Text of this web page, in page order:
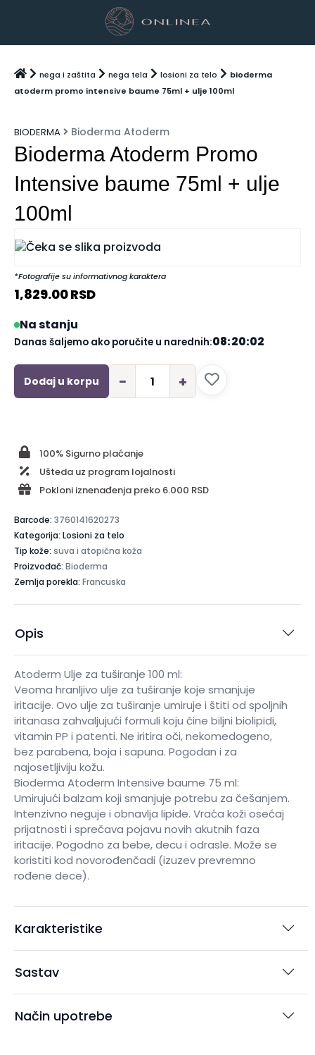
nega i zaštita nega tela losioni za telo
bioderma
atoderm promo intensive baume 75ml + ulje 100ml
BIODERMA Bioderma Atoderm
Bioderma Atoderm Promo
Intensive baume 75ml + ulje
100ml
*Fotografije su informativnog karaktera
1,829.00RSD
Na stanju
Danas šaljemo ako poručite u narednih:08:20:02
− +
Dodaj u korpu
100% Sigurno plaćanje
Ušteda uz program lojalnosti
Pokloni iznenađenja preko 6.000 RSD
Barcode: 3760141620273
Kategorija: Losioni za telo
Tip kože: suva i atopična koža
Proizvođač: Bioderma
Zemlja porekla: Francuska
Opis
Atoderm Ulje za tuširanje 100 ml:
Veoma hranljivo ulje za tuširanje koje smanjuje
iritacije. Ovo ulje za tuširanje umiruje i štiti od spoljnih
iritanasa zahvaljujući formuli koju čine biljni biolipidi,
vitamin PP i patenti. Ne iritira oči, nekomedogeno,
bez parabena, boja i sapuna. Pogodan i za
najosetljiviju kožu.
Bioderma Atoderm Intensive baume 75 ml:
Umirujući balzam koji smanjuje potrebu za češanjem.
Intenzivno neguje i obnavlja lipide. Vraća koži osećaj
prijatnosti i sprečava pojavu novih akutnih faza
iritacije. Pogodno za bebe, decu i odrasle. Može se
koristiti kod novorođenčadi (izuzev prevremno
rođene dece).
Karakteristike
Sastav
Način upotrebe